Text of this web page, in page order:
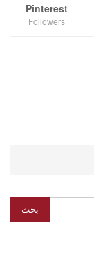
Pinterest
Followers